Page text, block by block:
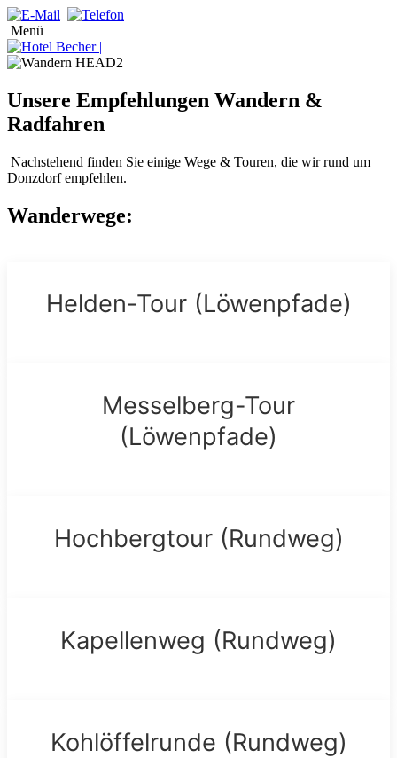
Menü
Unsere Empfehlungen Wandern &
Radfahren
Nachstehend finden Sie einige Wege & Touren, die wir rund um
Donzdorf empfehlen.
Wanderwege:
Helden-Tour (Löwenpfade)
Messelberg-Tour
(Löwenpfade)
Hochbergtour (Rundweg)
Kapellenweg (Rundweg)
Kohlöffelrunde (Rundweg)